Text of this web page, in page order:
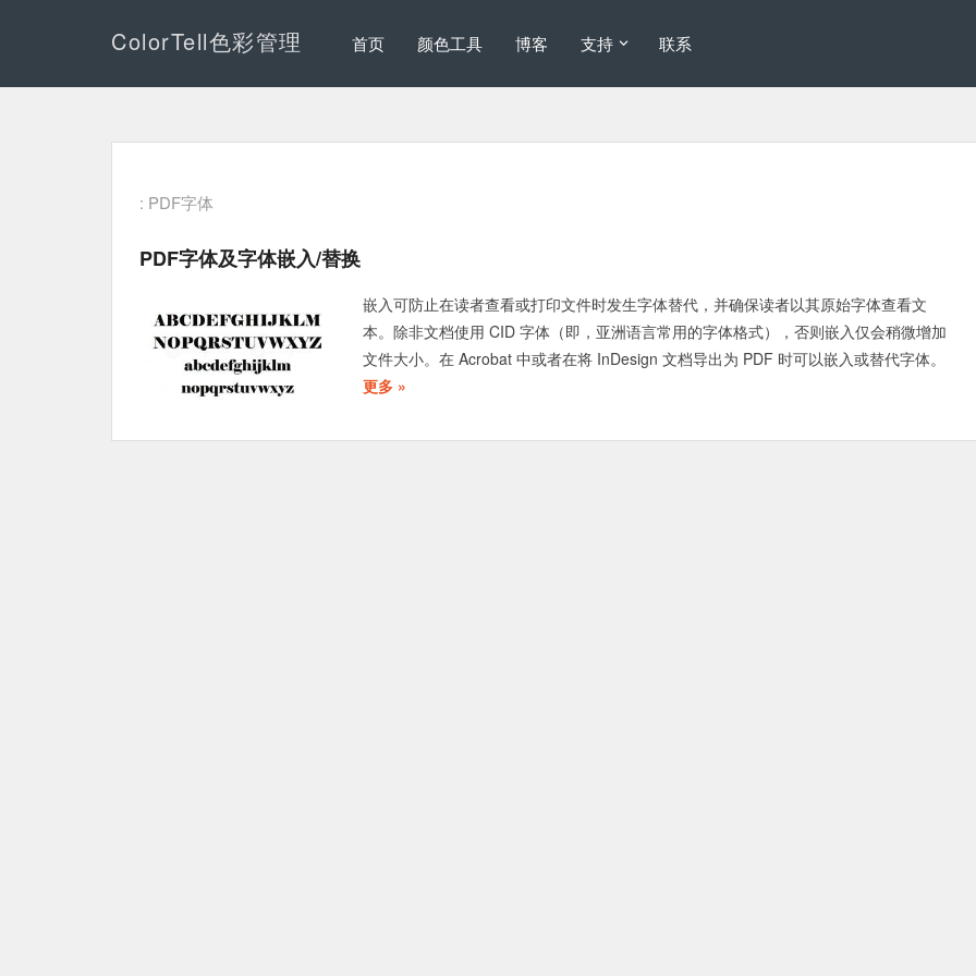
ColorTell色彩管理 首页 颜色工具 博客 支持 联系
: PDF字体
PDF字体及字体嵌入/替换
嵌入可防止在读者查看或打印文件时发生字体替代，并确保读者以其原始字体查看文
本。除非文档使用 CID 字体（即，亚洲语言常用的字体格式），否则嵌入仅会稍微增加
文件大小。在 Acrobat 中或者在将 InDesign 文档导出为 PDF 时可以嵌入或替代字体。
更多 »